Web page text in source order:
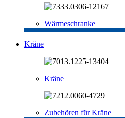
Wärmeschranke
Kräne
Kräne
Zubehören für Kräne